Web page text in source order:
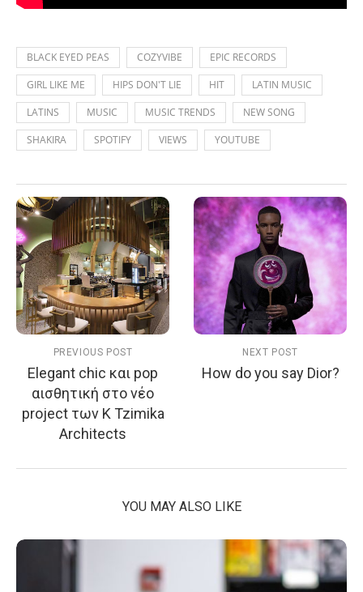
BLACK EYED PEAS COZYVIBE
EPIC RECORDS
GIRL LIKE ME
HIPS DON'T LIE HIT
LATIN MUSIC
LATINS
MUSIC MUSIC TRENDS
NEW SONG
SHAKIRA
SPOTIFY VIEWS YOUTUBE
PREVIOUS POST
Elegant chic και pop
αισθητική στο νέο
project των K Tzimika
Architects
NEXT POST
How do you say Dior?
YOU MAY ALSO LIKE